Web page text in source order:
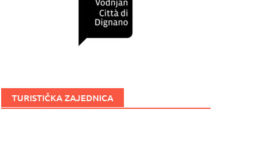
TURISTIČKA ZAJEDNICA